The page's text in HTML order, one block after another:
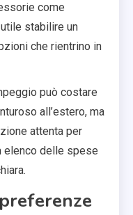
come
stabilire un
che rientrino in
può costare
all’estero, ma
attenta per
elenco delle spese